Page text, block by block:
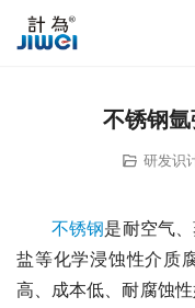
不锈钢
研发识
不锈钢是耐空气
盐等化学浸蚀性介质
高、成本低、耐腐蚀